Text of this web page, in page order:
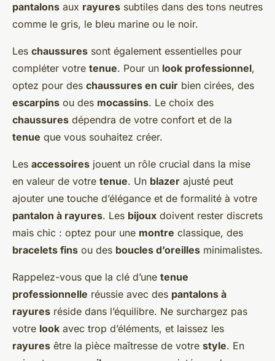
pantalons aux rayures subtiles dans des tons neutres
comme le gris, le bleu marine ou le noir.
Les chaussures sont également essentielles pour
compléter votre tenue. Pour un look professionnel,
optez pour des chaussures en cuir bien cirées, des
escarpins ou des mocassins. Le choix des
chaussures dépendra de votre confort et de la
tenue que vous souhaitez créer.
Les accessoires jouent un rôle crucial dans la mise
en valeur de votre tenue. Un blazer ajusté peut
ajouter une touche d’élégance et de formalité à votre
pantalon à rayures. Les bijoux doivent rester discrets
mais chic : optez pour une montre classique, des
bracelets fins ou des boucles d’oreilles minimalistes.
Rappelez-vous que la clé d’une tenue
professionnelle réussie avec des pantalons à
rayures réside dans l’équilibre. Ne surchargez pas
votre look avec trop d’éléments, et laissez les
rayures être la pièce maîtresse de votre style. En